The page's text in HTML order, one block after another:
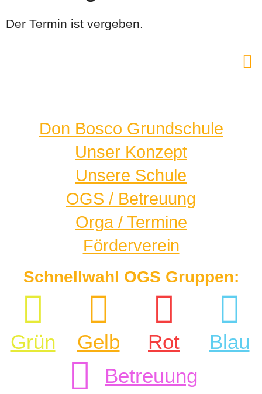
Der Termin ist vergeben.
Don Bosco Grundschule
Unser Konzept
Unsere Schule
OGS / Betreuung
Orga / Termine
Förderverein
Schnellwahl OGS Gruppen:
Grün Gelb Rot
Blau
Betreuung